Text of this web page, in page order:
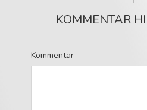
KOMMENTAR
Kommentar